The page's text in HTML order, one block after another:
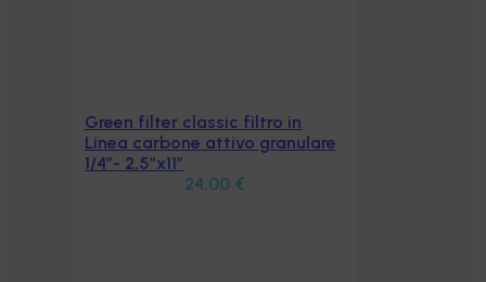
Aggiungi al carrello
Green filter classic filtro in
Linea carbone attivo granulare
1/4″- 2,5″x11″
24,00 €